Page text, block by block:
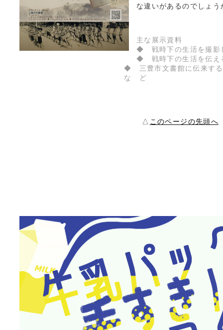
な違いがあるのでしょう
主な展示資料
◆ 戦時下の生活を撮影
◆ 戦時下の生活を伝え
◆ 三豊市文書館に伝来す
な ど
△ このページの先頭へ